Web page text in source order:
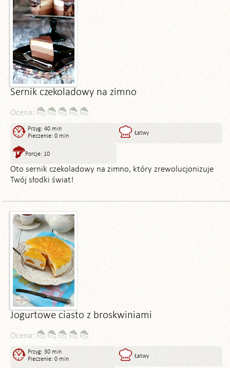
Sernik czekoladowy na zimno
Ocena:
Przyg: 40 min
Pieczenie: 0 min
Łatwy
Porcje: 10
Oto sernik czekoladowy na zimno, który zrewolucjonizuje
Twój słodki świat!
Jogurtowe ciasto z broskwiniami
Ocena:
Przyg: 30 min
Pieczenie: 0 min
Łatwy